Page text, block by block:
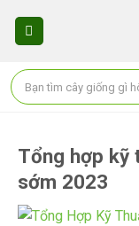
Tổng hợp kỹ
sớm 2023